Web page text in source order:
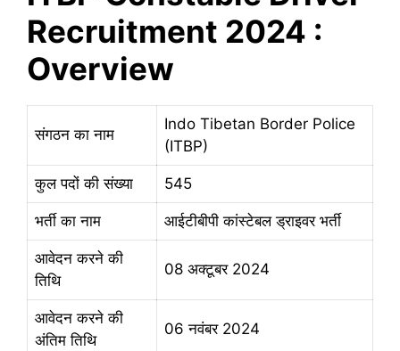
Recruitment 2024 :
Overview
संगठन का नाम
Indo Tibetan Border Police
(ITBP)
कुल पदों की संख्या 545
भर्ती का नाम आईटीबीपी कांस्टेबल ड्राइवर भर्ती
आवेदन करने की
तिथि
08 अक्टूबर 2024
आवेदन करने की
अंतिम तिथि
06 नवंबर 2024